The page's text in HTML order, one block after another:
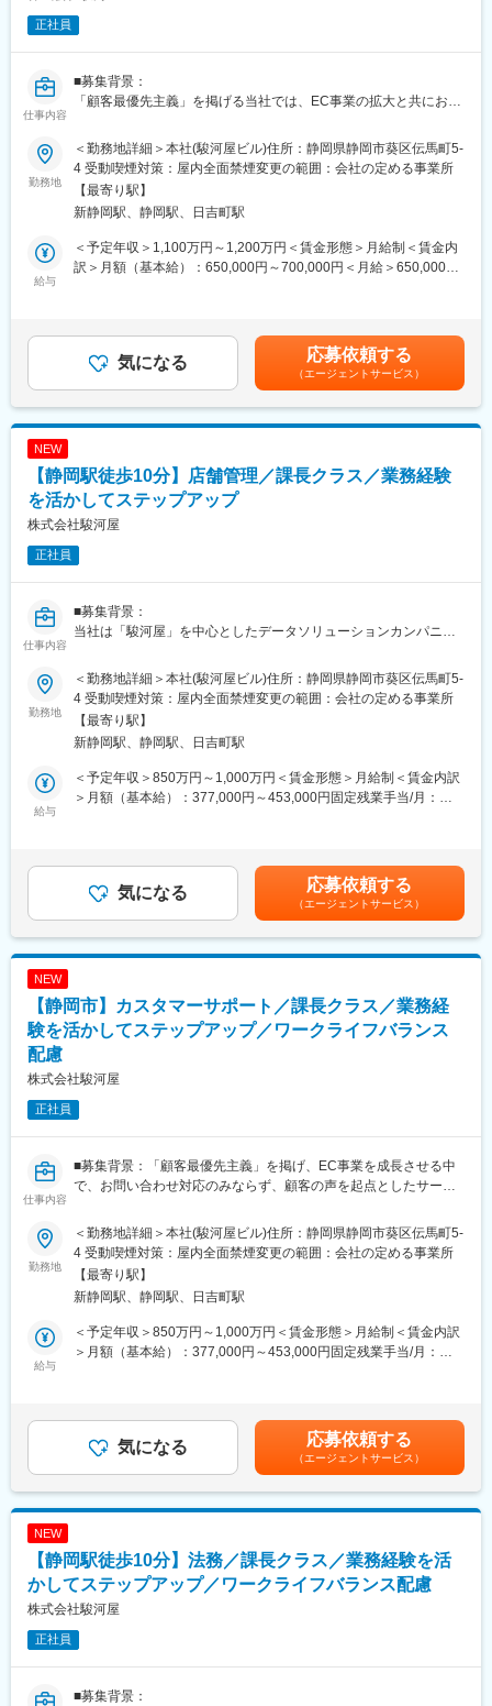
・品質ナレッジの横展開および品質文化の醸成
・1,500万人以上が利用する大規模サービスの品質戦略を担える
・品質管理組織の進化フェーズにおいて組織づくりを主導できる
きる
・開発組織やプロダクトチームと近い距離で事業成長に貢献でき
る
・AI活用や自動化など次世代QA組織づくりに挑戦できる
■キャリアパス
将来的には品質保証責任者として全社品質戦略をリードするキャ
変更の範囲：会社の定める業務
正社員
仕事内容
■募集背景：
「顧客最優先主義」を掲げる当社では、EC事業の拡大と共にお問
の一層の強化が急務となっています。顧客対応品質の向上だけで
なく、問い合わせ削減に向けた業務改善・サービス改善をリード
いただける中核人材を採用し、組織体制の強化とサービスレベル
の向上を図るための募集です。
■概要：
ECサイトのCS部門を統括し、運営管理と業務改善を推進するマ
ネジメントポジション
ション管理、KPI管理、顧客の声を活かした業務プロセス・サービ
ス改善、ヘルプページ・各種メール文面等の情報設計・改善、他
部署（システム・企画等）との連携によるシステム改修推進、新
当社のカスタマーサポート部門の責任者として、問い合わせ対応
業務全体の運営管理を担っていただきます。問い合わせ対応品質
の維持・向上はもちろん、顧客対応を通じて蓄積された課題やニ
ーズを分析し、ヘルプページ・注文完了メール等の情報設計を見
ム部門や関連部署と連携し、要件整理から改修の推進までをリー
ドしていただきます。加えて、新規サービス立ち上げ時には、CS
任せします。20名以上のチームを取りまとめながら、目標達成に
向けた計画立案と実行管理を行い、顧客満足度と業務効率の両立
を実現していただくポジションです。
■キャリアパス
：CS部門責任者として業務・システム・サービスを把握し、運営
管理を安定化→問い合わせ削減や満足度向上に向けた改善施策を
変更の範囲：会社の定める業務
勤務地
＜勤務地詳細＞本社(駿河屋ビル)住所：静岡県静岡市葵区伝馬町5-
4 受動喫煙対策：屋内全面禁煙変更の範囲：会社の定める事業所
【最寄り駅】
新静岡駅、静岡駅、日吉町駅
給与
＜予定年収＞1,100万円～1,200万円＜賃金形態＞月給制＜賃金内
訳＞月額（基本給）：650,000円～700,000円＜月給＞650,000円
気になる 応募依頼する
（エージェントサービス）
NEW
【静岡駅徒歩10分】店舗管理／課長クラス／業務経験
を活かしてステップアップ
株式会社駿河屋
正社員
仕事内容
■募集背景：
当社は「駿河屋」を中心としたデータソリューションカンパニー
アの発展と観光拠点化を見据えた大型店舗の出店・拡大に伴い、
「顧客最優先主義」に基づく店舗運営をリードいただける店舗管
理人材を増員募集します。100名規模以上の大型店舗マネジメン
ト経験を生かし、事業成長と地域活性を共に推進いただける方を
求めています。
■概要：
大型店舗の運営全般を担い、売上・人員・ブランディングを統合
■担当業務：
顧客目線に基づく店舗運営全般の統括、売場レイアウト・商品構
成・販促企画の立案・実行、売上・利益・在庫など数値の分析お
■業務内容詳細：
「顧客最優先主義」を軸とした店舗運営全般をお任せします。具
行い、常に新しい発見がある売場づくりを主導していただきま
す。さらに、売上・利益・在庫・人件費などのデータを基に、キ
を運用し、生産性向上につながる人事政策を現場で実装していた
だきます。将来的には、駿河屋本店の観光地化などブランド戦略
ていただくポジションです。
■キャリアパス：
既存店舗にて店舗運営・数値管理の実務を習得→ 中核店舗の店長
として売上・人員・経営数値を一括マネジメント→ 複数店舗の統
括や新規店舗立ち上げなど、より広範なエリア・業態運営へのチ
ャレンジも可能
り、裁量を持って店舗運営に取り組める環境です。業務の標準化
とデータに基づく意思決定により、属人的な長時間労働に依存し
ない運営を志向しています。シフト制の中でも、事前の調整によ
勤務地
＜勤務地詳細＞本社(駿河屋ビル)住所：静岡県静岡市葵区伝馬町5-
4 受動喫煙対策：屋内全面禁煙変更の範囲：会社の定める事業所
【最寄り駅】
新静岡駅、静岡駅、日吉町駅
給与
＜予定年収＞850万円～1,000万円＜賃金形態＞月給制＜賃金内訳
＞月額（基本給）：377,000円～453,000円固定残業手当/月：
昇給随時賞与年2回賃金はあくまでも目安の金額であり、選考を通
じて上下する可能性があります。月給(月額)は固定手当を含めた表
気になる 応募依頼する
（エージェントサービス）
NEW
【静岡市】カスタマーサポート／課長クラス／業務経
験を活かしてステップアップ／ワークライフバランス
配慮
株式会社駿河屋
正社員
仕事内容
■募集背景：「顧客最優先主義」を掲げ、EC事業を成長させる中
で、お問い合わせ対応のみならず、顧客の声を起点としたサービ
ート機能の高度化と組織拡大に伴い、運営管理から改善推進まで
を担う即戦力メンバーを募集します。
■概要：ECカスタマーサポート部門の運営管理と、顧客の声を活
かしたサービス改善を推進するポジションです。
■担当業務：
カスタマーサポート課の運営・マネジメント、メール・チャッ
ト・電話での顧客対応方針の策定・管理、ヘルプページや各種通
知文面の改善・更新、業務プロセスの運用管理および改善活動全
案およびプロジェクトの推進
■業務内容詳細：当社のカスタマーサポート課にて、日々の問い合
わせ対応体制の構築・改善を中心に、組織運営全般を担っていた
善、業務フローの整備、FAQの拡充などを進めていただきます。
また、オペレーターの教育・育成や対応品質のモニタリングを通
じて、チーム全体のスキル・サービス水準の向上をリードしてい
ただきます。システム改修を含む大規模な改善が必要な場合は、
チーム単位の運用管理・改善プロジェクトの主担当 →複数チーム
勤務地
＜勤務地詳細＞本社(駿河屋ビル)住所：静岡県静岡市葵区伝馬町5-
4 受動喫煙対策：屋内全面禁煙変更の範囲：会社の定める事業所
【最寄り駅】
新静岡駅、静岡駅、日吉町駅
給与
＜予定年収＞850万円～1,000万円＜賃金形態＞月給制＜賃金内訳
＞月額（基本給）：377,000円～453,000円固定残業手当/月：
昇給随時賞与年2回賃金はあくまでも目安の金額であり、選考を通
じて上下する可能性があります。月給(月額)は固定手当を含めた表
気になる 応募依頼する
（エージェントサービス）
NEW
【静岡駅徒歩10分】法務／課長クラス／業務経験を活
かしてステップアップ／ワークライフバランス配慮
株式会社駿河屋
正社員
■募集背景：